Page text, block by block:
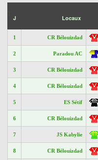
J Locaux
1 CR Bélouizdad
2 Paradou AC
3 CR Bélouizdad
4 CR Bélouizdad
5 ES Sétif
6 CR Bélouizdad
7 JS Kabylie
8 CR Bélouizdad